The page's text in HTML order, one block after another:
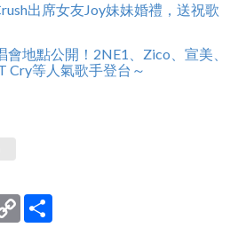
出席女友Joy妹妹婚禮，送祝歌
地點公開！2NE1、Zico、宣美、
Cry等人氣歌手登台～
Copy
Link